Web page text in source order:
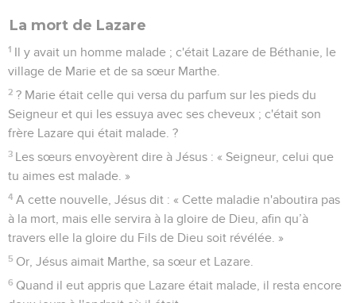
La mort de Lazare
1 Il y avait un homme malade ; c'était Lazare de Béthanie, le
village de Marie et de sa sœur Marthe.
2 ? Marie était celle qui versa du parfum sur les pieds du
Seigneur et qui les essuya avec ses cheveux ; c'était son
frère Lazare qui était malade. ?
3 Les sœurs envoyèrent dire à Jésus : « Seigneur, celui que
tu aimes est malade. »
4 A cette nouvelle, Jésus dit : « Cette maladie n'aboutira pas
à la mort, mais elle servira à la gloire de Dieu, afin qu’à
travers elle la gloire du Fils de Dieu soit révélée. »
5 Or, Jésus aimait Marthe, sa sœur et Lazare.
6 Quand il eut appris que Lazare était malade, il resta encore